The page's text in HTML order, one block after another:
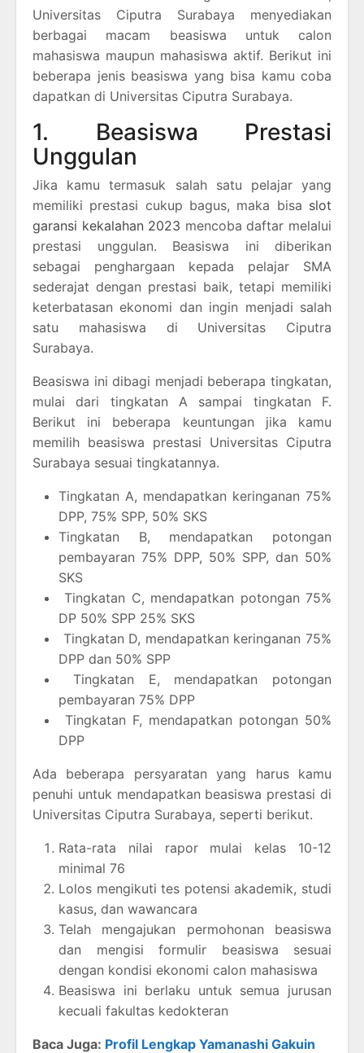
Universitas Ciputra Surabaya menyediakan
berbagai macam beasiswa untuk calon
mahasiswa maupun mahasiswa aktif. Berikut ini
beberapa jenis beasiswa yang bisa kamu coba
dapatkan di Universitas Ciputra Surabaya.
1. Beasiswa Prestasi
Unggulan
Jika kamu termasuk salah satu pelajar yang
memiliki prestasi cukup bagus, maka bisa slot
garansi kekalahan 2023 mencoba daftar melalui
prestasi unggulan. Beasiswa ini diberikan
sebagai penghargaan kepada pelajar SMA
sederajat dengan prestasi baik, tetapi memiliki
keterbatasan ekonomi dan ingin menjadi salah
satu mahasiswa di Universitas Ciputra
Surabaya.
Beasiswa ini dibagi menjadi beberapa tingkatan,
mulai dari tingkatan A sampai tingkatan F.
Berikut ini beberapa keuntungan jika kamu
memilih beasiswa prestasi Universitas Ciputra
Surabaya sesuai tingkatannya.
Tingkatan A, mendapatkan keringanan 75%
DPP, 75% SPP, 50% SKS
Tingkatan B, mendapatkan potongan
pembayaran 75% DPP, 50% SPP, dan 50%
SKS
Tingkatan C, mendapatkan potongan 75%
DP 50% SPP 25% SKS
Tingkatan D, mendapatkan keringanan 75%
DPP dan 50% SPP
Tingkatan E, mendapatkan potongan
pembayaran 75% DPP
Tingkatan F, mendapatkan potongan 50%
DPP
Ada beberapa persyaratan yang harus kamu
penuhi untuk mendapatkan beasiswa prestasi di
Universitas Ciputra Surabaya, seperti berikut.
Rata-rata nilai rapor mulai kelas 10-12
minimal 76
Lolos mengikuti tes potensi akademik, studi
kasus, dan wawancara
Telah mengajukan permohonan beasiswa
dan mengisi formulir beasiswa sesuai
dengan kondisi ekonomi calon mahasiswa
Beasiswa ini berlaku untuk semua jurusan
kecuali fakultas kedokteran
Baca Juga: Profil Lengkap Yamanashi Gakuin